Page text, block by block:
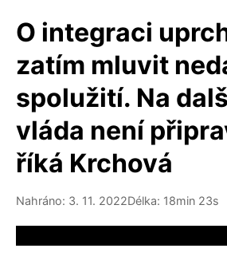
O integraci
zatím mluvit
spolužití. Na
vláda není
říká Krchová
Nahráno: 3. 11. 2022Délka: 18min 23s